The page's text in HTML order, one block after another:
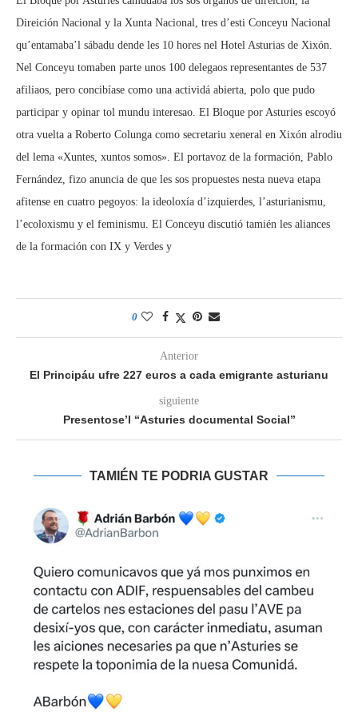
Direición Nacional y la Xunta Nacional, tres d’esti Conceyu Nacional
qu’entamaba’l sábadu dende les 10 hores nel Hotel Asturias de Xixón.
Nel Conceyu tomaben parte unos 100 delegaos representantes de 537
afiliaos, pero concibíase como una actividá abierta, polo que pudo
participar y opinar tol mundu interesao. El Bloque por Asturies escoyó
otra vuelta a Roberto Colunga como secretariu xeneral en Xixón alrodiu
del lema «Xuntes, xuntos somos». El portavoz de la formación, Pablo
Fernández, fizo anuncia de que les sos propuestes nesta nueva etapa
afitense en cuatro pegoyos: la ideoloxía d’izquierdes, l’asturianismu,
l’ecoloxismu y el feminismu. El Conceyu discutió tamién les aliances
de la formación con IX y Verdes y
0
Anterior
El Principáu ufre 227 euros a cada emigrante asturianu
siguiente
Presentose’l “Asturies documental Social”
TAMIÉN TE PODRIA GUSTAR